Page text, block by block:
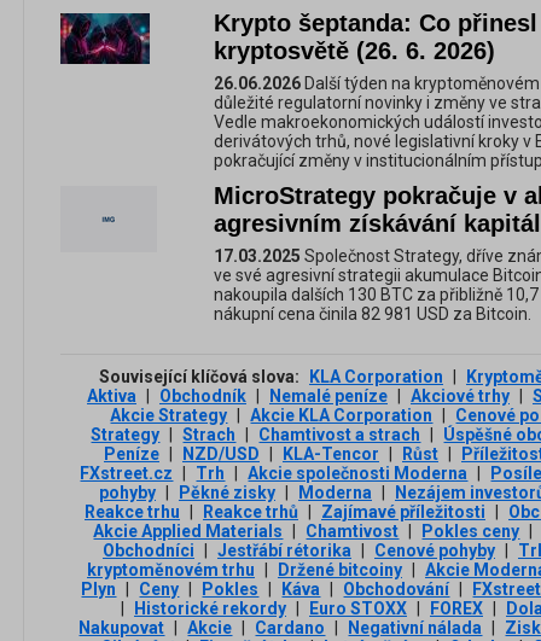
Krypto šeptanda: Co
kryptosvětě (26. 6. 2026)
26.06.2026 Další týden na
důležité regulatorní novinky i změny ve
Vedle makroekonomických událostí
derivátových trhů, nové legislativní kroky v
pokračující změny v institucionálním
MicroStrategy pokračuje v
agresivním získávání
17.03.2025 Společnost Strategy, dříve
ve své agresivní strategii akumulace
nakoupila dalších 130 BTC za přibližně
nákupní cena činila 82 981 USD za Bitcoin.
Související klíčová slova: KLA Corporation
Aktiva
Obchodník Nemalé peníze Akciové trhy
Akcie Strategy
Akcie KLA Corporation
Cenové
Strategy
Strach Chamtivost a strach
Úspěšné
Peníze
NZD/USD KLA-Tencor Růst
FXstreet.cz
Trh Akcie společnosti Moderna
pohyby
Pěkné zisky Moderna
Nezájem
Reakce trhu
Reakce trhů Zajímavé příležitosti
Akcie Applied Materials
Chamtivost Pokles ceny
Obchodníci
Jestřábí rétorika Cenové pohyby
kryptoměnovém trhu
Držené bitcoiny
Akcie
Plyn
Ceny Pokles Káva Obchodování
Historické rekordy Euro STOXX FOREX
Nakupovat
Akcie Cardano Negativní nálada